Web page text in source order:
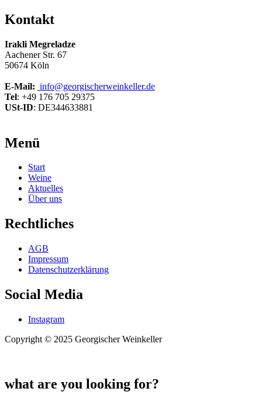
Kontakt
Irakli Megreladze
Aachener Str. 67
50674 Köln
E-Mail: info@georgischerweinkeller.de
Tel: +49 176 705 29375
USt-ID: DE344633881
Menü
Start
Weine
Aktuelles
Über uns
Rechtliches
AGB
Impressum
Datenschutzerklärung
Social Media
Instagram
Copyright © 2025 Georgischer Weinkeller
what are you looking for?